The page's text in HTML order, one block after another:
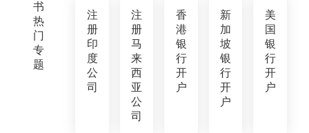
书
热
门
专
题
注
册
印
度
公
司
注
册
马
来
西
亚
公
司
香
港
银
行
开
户
新
加
坡
银
行
开
户
美
国
银
行
开
户